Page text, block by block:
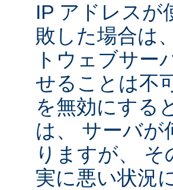
IP アドレスが
敗した場合は
トウェブサー
せることは不
を無効にする
は、 サーバが
りますが、
実に悪い状況